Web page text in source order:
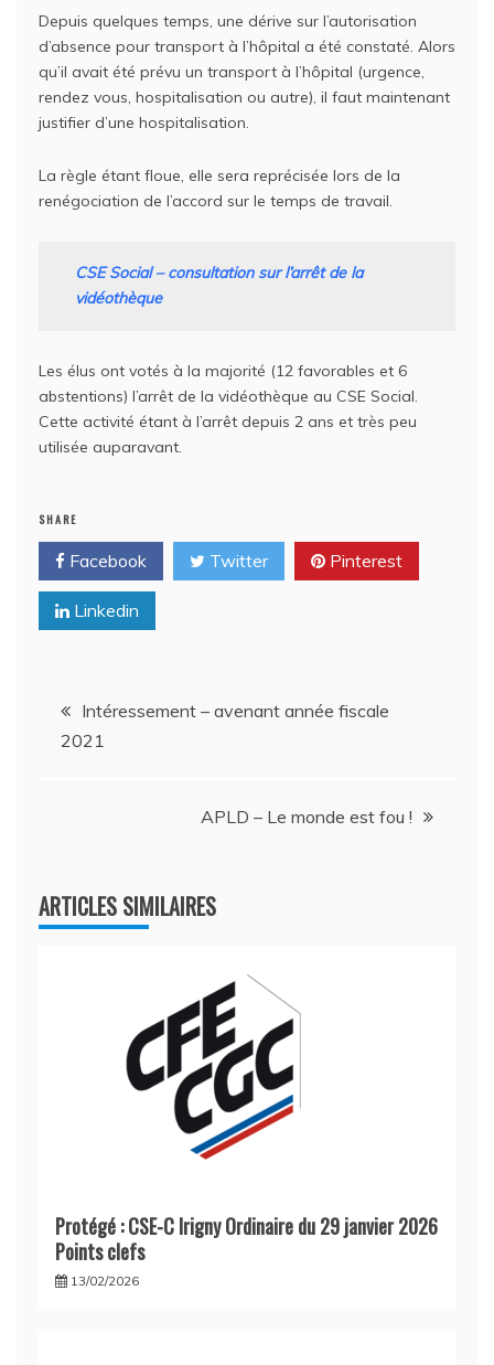
Depuis quelques temps, une dérive sur l’autorisation
d’absence pour transport à l’hôpital a été constaté. Alors
qu’il avait été prévu un transport à l’hôpital (urgence,
rendez vous, hospitalisation ou autre), il faut maintenant
justifier d’une hospitalisation.
La règle étant floue, elle sera reprécisée lors de la
renégociation de l’accord sur le temps de travail.
CSE Social – consultation sur l’arrêt de la
vidéothèque
Les élus ont votés à la majorité (12 favorables et 6
abstentions) l’arrêt de la vidéothèque au CSE Social.
Cette activité étant à l’arrêt depuis 2 ans et très peu
utilisée auparavant.
SHARE
Facebook Twitter Pinterest
Linkedin
Navigation
de
Intéressement – avenant année fiscale
2021
APLD – Le monde est fou !
ARTICLES SIMILAIRES
Protégé : CSE-C Irigny Ordinaire du 29 janvier 2026
Points clefs
13/02/2026